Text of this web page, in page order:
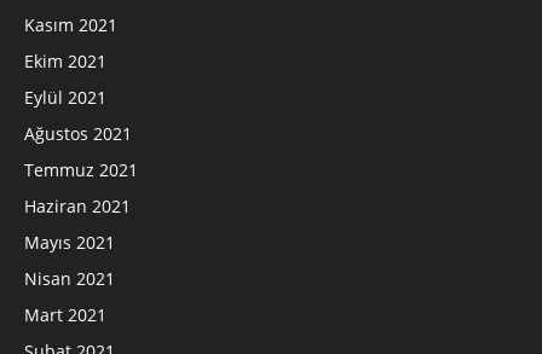
Kasım 2021
Ekim 2021
Eylül 2021
Ağustos 2021
Temmuz 2021
Haziran 2021
Mayıs 2021
Nisan 2021
Mart 2021